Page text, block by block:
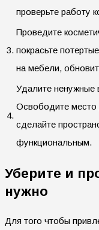
проверьте работу
3.
Проведите
покрасьте
на мебели,
4.
Удалите ненужные
Освободите место
сделайте
функциональным.
Уберите и
нужно
Для того чтобы